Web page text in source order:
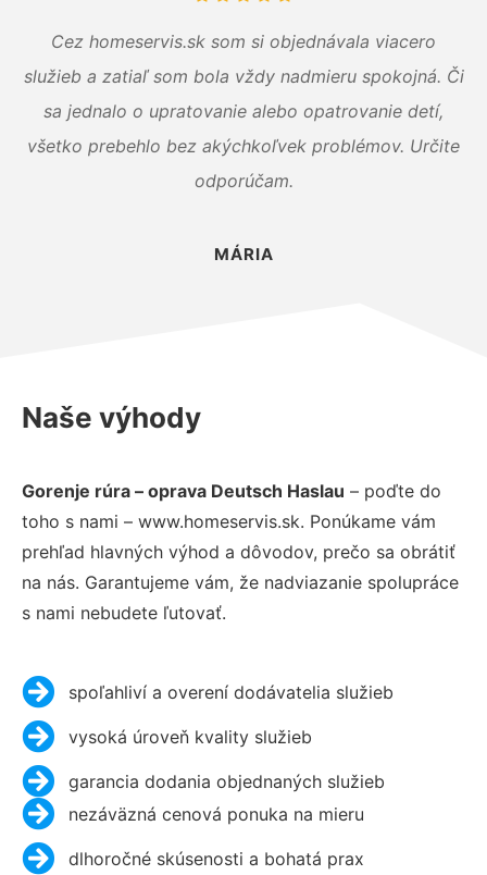
Cez homeservis.sk som si objednávala viacero
služieb a zatiaľ som bola vždy nadmieru spokojná. Či
sa jednalo o upratovanie alebo opatrovanie detí,
všetko prebehlo bez akýchkoľvek problémov. Určite
odporúčam.
MÁRIA
Naše výhody
Gorenje rúra – oprava Deutsch Haslau – poďte do
toho s nami – www.homeservis.sk. Ponúkame vám
prehľad hlavných výhod a dôvodov, prečo sa obrátiť
na nás. Garantujeme vám, že nadviazanie spolupráce
s nami nebudete ľutovať.
spoľahliví a overení dodávatelia služieb
vysoká úroveň kvality služieb
garancia dodania objednaných služieb
nezáväzná cenová ponuka na mieru
dlhoročné skúsenosti a bohatá prax